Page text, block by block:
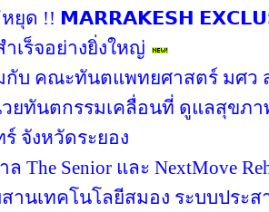
หยุด !! 𝗠𝗔𝗥𝗥𝗔𝗞𝗘𝗦𝗛
เร็จอย่างยิ่งใหญ่
กับ คณะทันตแพทยศาสตร์ มศว
ยทันตกรรมเคลื่อนที่ ดูแลสุขภ
จังหวัดระยอง
ล The Senior และ NextMove
สานเทคโนโลยีสมอง ระบบประ